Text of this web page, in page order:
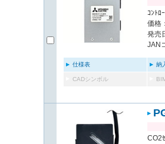
ｺﾝﾄﾛ
価格
発売
JAN
仕様表 納
CADシンボル
CO2